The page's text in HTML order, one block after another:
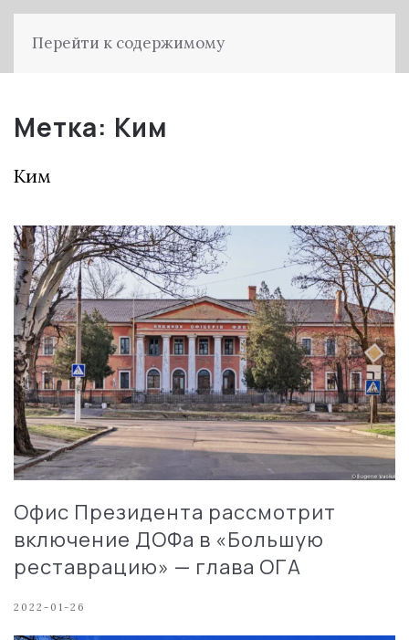
Перейти к содержимому
Метка: Ким
Ким
Офис Президента рассмотрит
включение ДОФа в «Большую
реставрацию» — глава ОГА
2022-01-26